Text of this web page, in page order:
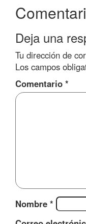
Deja una
Tu dirección de
Los campos
Comentario *
Nombre *